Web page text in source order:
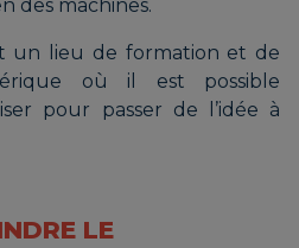
des machines.
un lieu de formation et de
où il est possible
pour passer de l’idée à
LE